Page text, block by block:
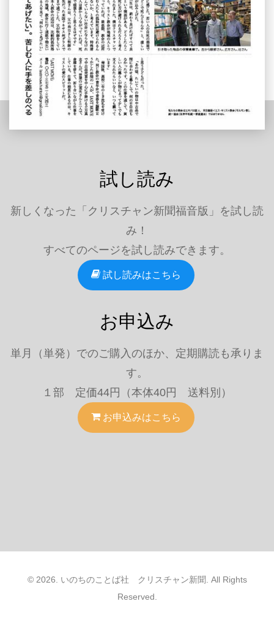
試し読み
新しくなった「クリスチャン新聞福音版」を試し読
み！
すべてのページを試し読みできます。
試し読みはこちら
お申込み
単月（単発）でのご購入のほか、定期購読も承りま
す。
１部 定価44円（本体40円 送料別）
お申込みはこちら
© 2026. いのちのことば社 クリスチャン新聞. All Rights
Reserved.